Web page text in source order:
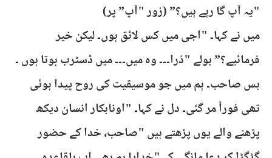
"یہ آپ گا رہے ہیں؟” (زور "آپ” پر)
میں نے کہا۔ "اجی میں کس لائق ہوں۔ لیکن خیر
فرمائیے؟” بولے "ذرا۔۔۔ وہ میں۔۔۔ میں ڈسٹرب ہوتا ہوں ۔
بس صاحب۔ ہم میں جو موسیقیت کی روح پیدا ہوئی
تھی فوراً مر گئی۔ دل نے کہا۔ "اونابکار انسان دیکھ
پڑھنے والے یوں پڑھتے ہیں "صاحب، خدا کے حضور